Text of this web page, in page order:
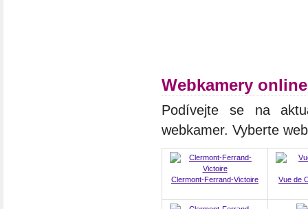
Webkamery
Podívejte se na
webkamer. Vyberte
Clermont-Ferrand-Victoire Vue de